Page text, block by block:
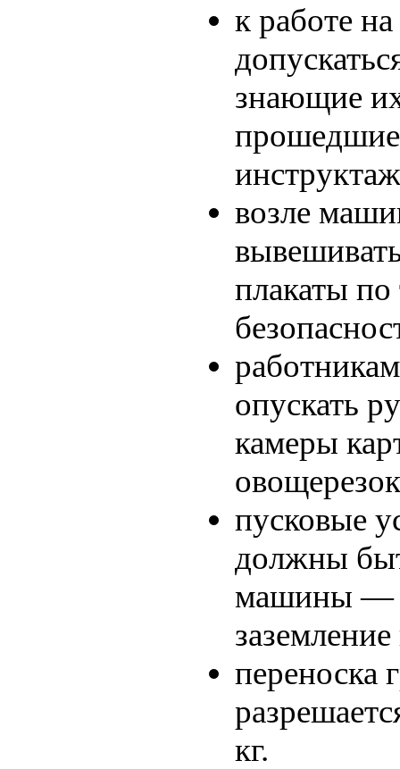
к работе
знающие
инструктаж
возле
плакаты по
опускать
камеры
овощерезок
пусковые
должны
машины —
переноска
кг.